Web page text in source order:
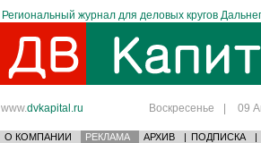
Региональный журнал для деловых кругов
www.dvkapital.ru Воскресенье | 09
О КОМПАНИИ РЕКЛАМА АРХИВ | ПОДПИСКА |